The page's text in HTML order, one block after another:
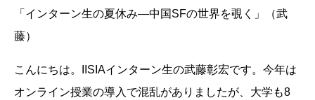
「インターン生の夏休み―中国SFの世界を覗く」（武
藤）
こんにちは。IISIAインターン生の武藤彰宏です。今年は
オンライン授業の導入で混乱がありましたが、大学も8